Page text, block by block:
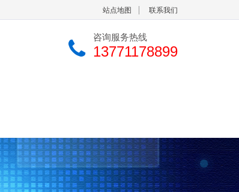
站点地图 联系我们
咨询服务热线
13771178899